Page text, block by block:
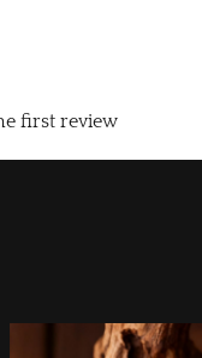
first review